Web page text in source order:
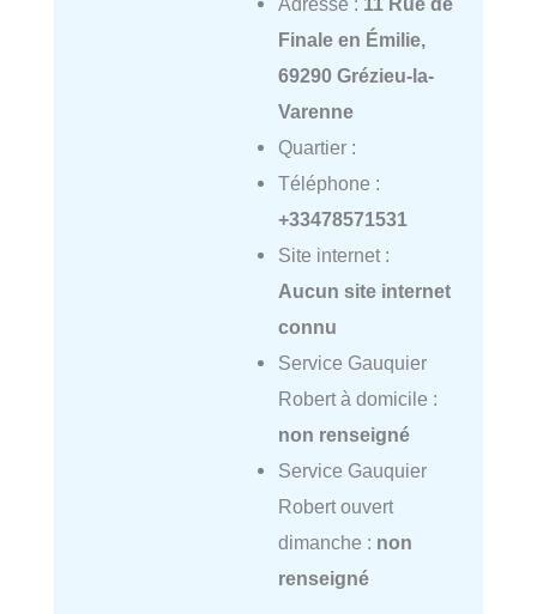
Finale en Émilie,
69290 Grézieu-la-
Varenne
Quartier :
Téléphone :
+33478571531
Site internet :
Aucun site internet
connu
Service Gauquier
Robert à domicile :
non renseigné
Service Gauquier
Robert ouvert
dimanche : non
renseigné